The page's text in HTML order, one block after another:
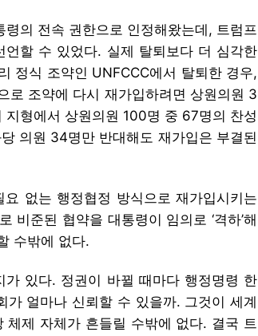
의 전속 권한으로 인정해왔는데, 트럼프
할 수 있었다. 실제 탈퇴보다 더 심각한
정식 조약인 UNFCCC에서 탈퇴한 경우,
로 조약에 다시 재가입하려면 상원의원 3
형에서 상원의원 100명 중 67명의 찬성
의원 34명만 반대해도 재가입은 부결된
없는 행정협정 방식으로 재가입시키는
비준된 협약을 대통령이 임의로 ‘격하’해
수밖에 없다.
있다. 정권이 바뀔 때마다 행정명령 한
얼마나 신뢰할 수 있을까. 그것이 세계
제 자체가 흔들릴 수밖에 없다. 결국 트